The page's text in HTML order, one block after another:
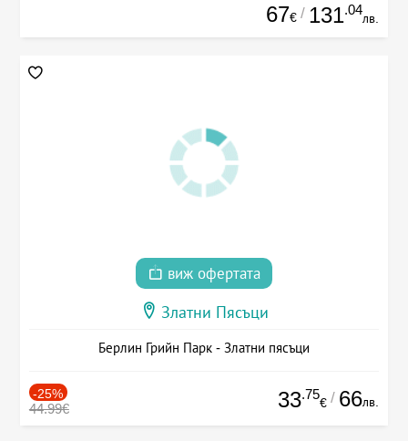
67€ / 131.04
лв.
виж офертата
Златни Пясъци
Берлин Грийн Парк - Златни пясъци
-25%
44.99€ 33.75
€ / 66лв.